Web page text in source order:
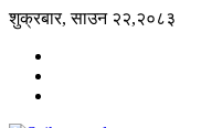
शुक्रबार, साउन २२,२०८३